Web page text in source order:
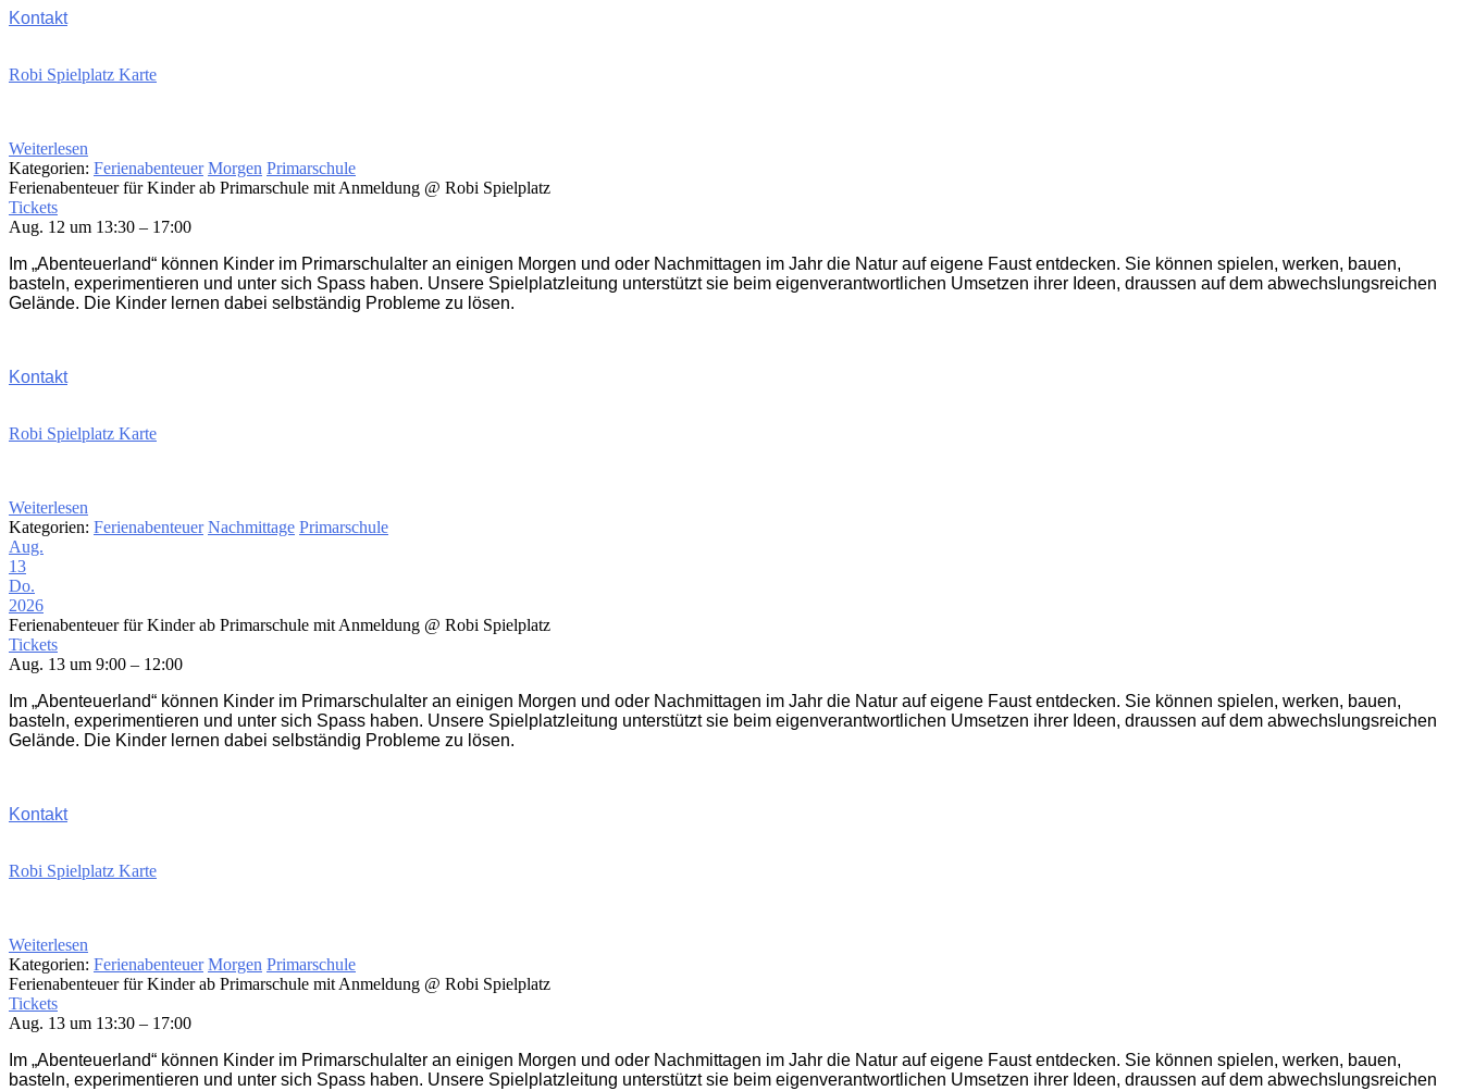
Kontakt
Robi Spielplatz Karte
Weiterlesen
Kategorien: Ferienabenteuer Morgen Primarschule
Ferienabenteuer für Kinder ab Primarschule mit Anmeldung @ Robi Spielplatz
Tickets
Aug. 12 um 13:30 – 17:00
Im „Abenteuerland“ können Kinder im Primarschulalter an einigen Morgen und oder Nachmittagen im Jahr die Natur auf eigene Faust entdecken. Sie können spielen, werken, bauen,
basteln, experimentieren und unter sich Spass haben. Unsere Spielplatzleitung unterstützt sie beim eigenverantwortlichen Umsetzen ihrer Ideen, draussen auf dem abwechslungsreichen
Gelände. Die Kinder lernen dabei selbständig Probleme zu lösen.
Kontakt
Robi Spielplatz Karte
Weiterlesen
Kategorien: Ferienabenteuer Nachmittage Primarschule
Aug.
13
Do.
2026
Ferienabenteuer für Kinder ab Primarschule mit Anmeldung @ Robi Spielplatz
Tickets
Aug. 13 um 9:00 – 12:00
Im „Abenteuerland“ können Kinder im Primarschulalter an einigen Morgen und oder Nachmittagen im Jahr die Natur auf eigene Faust entdecken. Sie können spielen, werken, bauen,
basteln, experimentieren und unter sich Spass haben. Unsere Spielplatzleitung unterstützt sie beim eigenverantwortlichen Umsetzen ihrer Ideen, draussen auf dem abwechslungsreichen
Gelände. Die Kinder lernen dabei selbständig Probleme zu lösen.
Kontakt
Robi Spielplatz Karte
Weiterlesen
Kategorien: Ferienabenteuer Morgen Primarschule
Ferienabenteuer für Kinder ab Primarschule mit Anmeldung @ Robi Spielplatz
Tickets
Aug. 13 um 13:30 – 17:00
Im „Abenteuerland“ können Kinder im Primarschulalter an einigen Morgen und oder Nachmittagen im Jahr die Natur auf eigene Faust entdecken. Sie können spielen, werken, bauen,
basteln, experimentieren und unter sich Spass haben. Unsere Spielplatzleitung unterstützt sie beim eigenverantwortlichen Umsetzen ihrer Ideen, draussen auf dem abwechslungsreichen